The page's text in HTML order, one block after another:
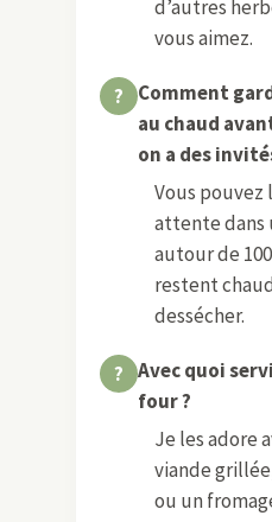
d’autres
vous aimez.
Comment
au chaud
on a des
Vous pouvez
attente dans
autour de
restent
dessécher.
Avec quoi
four ?
Je les adore
viande
ou un